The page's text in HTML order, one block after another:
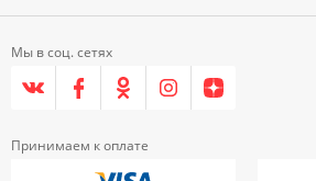
Мы в соц. сетях
Принимаем к оплате